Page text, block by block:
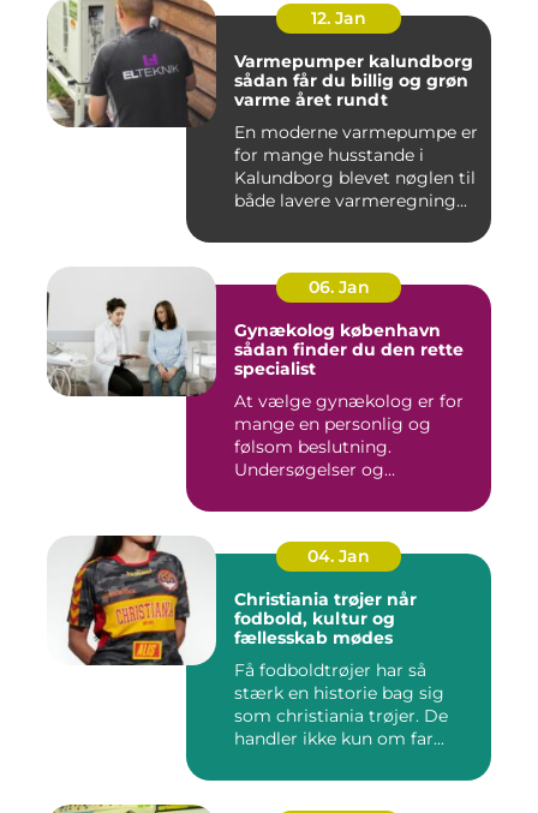
12. Jan
Varmepumper kalundborg
sådan får du billig og grøn
varme året rundt
En moderne varmepumpe er
for mange husstande i
Kalundborg blevet nøglen til
både lavere varmeregning...
06. Jan
Gynækolog københavn
sådan finder du den rette
specialist
At vælge gynækolog er for
mange en personlig og
følsom beslutning.
Undersøgelser og
04. Jan
Christiania trøjer når
fodbold, kultur og
fællesskab mødes
Få fodboldtrøjer har så
stærk en historie bag sig
som christiania trøjer. De
handler ikke kun om far...